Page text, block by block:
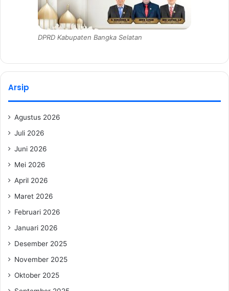
DPRD Kabupaten Bangka Selatan
Arsip
Agustus 2026
Juli 2026
Juni 2026
Mei 2026
April 2026
Maret 2026
Februari 2026
Januari 2026
Desember 2025
November 2025
Oktober 2025